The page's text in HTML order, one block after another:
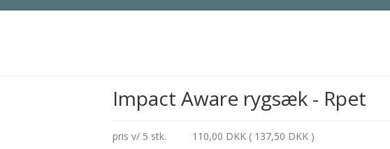
Impact Aware rygsæk - Rpet
pris v/ 5 stk. 110,00 DKK ( 137,50 DKK )